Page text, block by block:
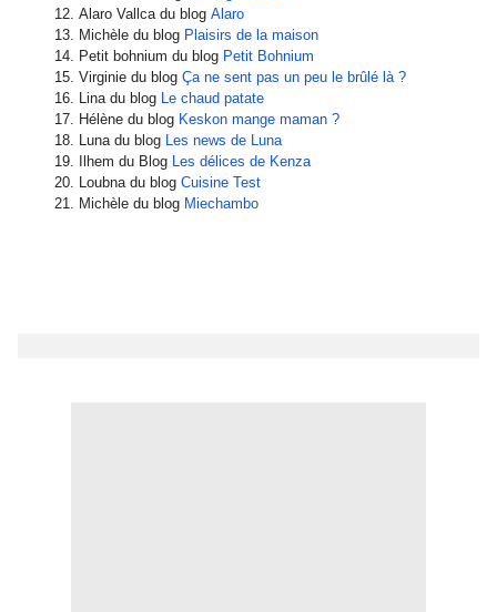
Alaro Vallca du blog Alaro
Michèle du blog Plaisirs de la maison
Petit bohnium du blog Petit Bohnium
Virginie du blog Ça ne sent pas un peu le brûlé là ?
Lina du blog Le chaud patate
Hélène du blog Keskon mange maman ?
Luna du blog Les news de Luna
Ilhem du Blog Les délices de Kenza
Loubna du blog Cuisine Test
Michèle du blog Miechambo